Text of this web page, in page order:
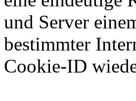
und Server
bestimmter
Cookie-ID